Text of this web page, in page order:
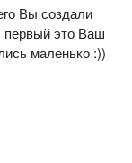
Вы создали
первый это Ваш
маленько :))